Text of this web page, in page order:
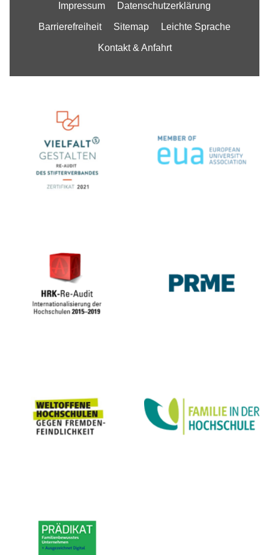
Impressum Datenschutzerklärung
Barrierefreiheit Sitemap Leichte Sprache
Kontakt & Anfahrt